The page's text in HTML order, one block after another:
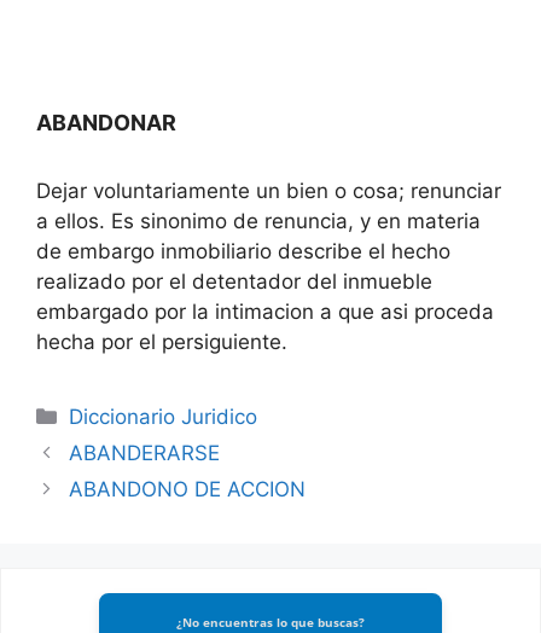
ABANDONAR
Dejar voluntariamente un bien o cosa; renunciar
a ellos. Es sinonimo de renuncia, y en materia
de embargo inmobiliario describe el hecho
realizado por el detentador del inmueble
embargado por la intimacion a que asi proceda
hecha por el persiguiente.
Categories
Diccionario Juridico
ABANDERARSE
ABANDONO DE ACCION
¿No encuentras lo que buscas?